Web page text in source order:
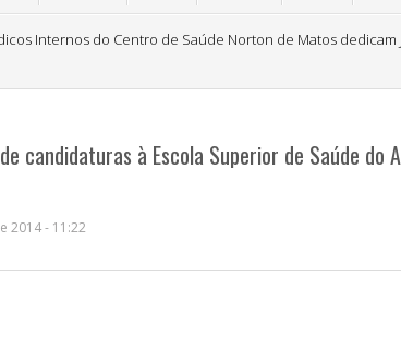
Internos do Centro de Saúde Norton de Matos dedicam
candidaturas à Escola Superior de Saúde do
2014 - 11:22